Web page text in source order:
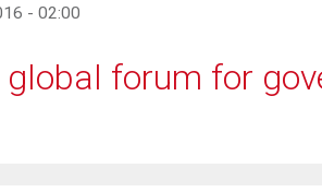
- 02:00
global forum for